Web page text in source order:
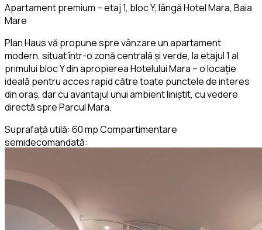
Apartament premium – etaj 1, bloc Y, lângă Hotel Mara, Baia
Mare
Plan Haus vă propune spre vânzare un apartament
modern, situat într-o zonă centrală și verde, la etajul 1 al
primului bloc Y din apropierea Hotelului Mara – o locație
ideală pentru acces rapid către toate punctele de interes
din oraș, dar cu avantajul unui ambient liniștit, cu vedere
directă spre Parcul Mara.
Suprafață utilă: 60 mp Compartimentare
semidecomandată:
Living spațios, integrat armonios cu zona de dormit
open space
Dormitor separat
Două băi